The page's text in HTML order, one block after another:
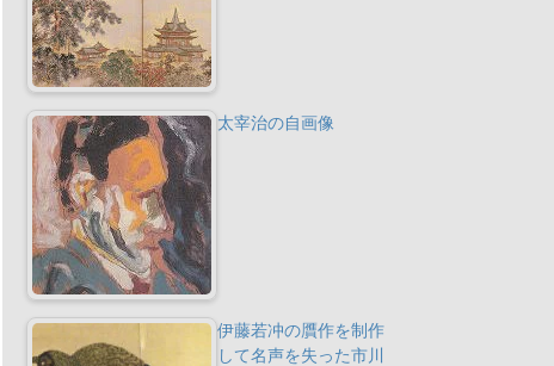
太宰治の自画像
伊藤若冲の贋作を制作
して名声を失った市川